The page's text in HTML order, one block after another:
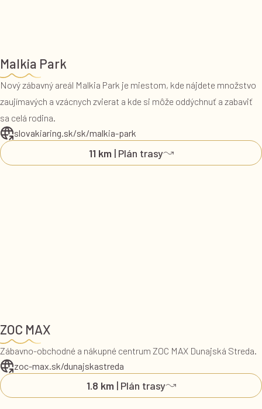
Malkia Park
Nový zábavný areál Malkia Park je miestom, kde nájdete množstvo
zaujímavých a vzácnych zvierat a kde si môže oddýchnuť a zabaviť
sa celá rodina.
slovakiaring.sk/sk/malkia-park
11 km | Plán trasy
ZOC MAX
Zábavno-obchodné a nákupné centrum ZOC MAX Dunajská Streda.
zoc-max.sk/dunajskastreda
1.8 km | Plán trasy